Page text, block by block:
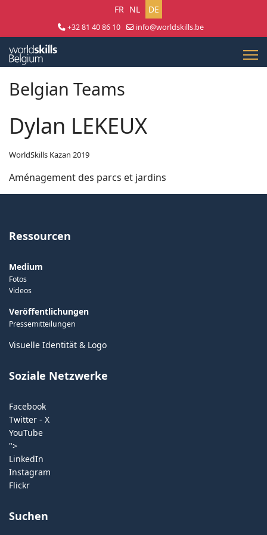
Sprache auswählen
FR NL DE
+32 81 40 86 10
info@worldskills.be
Belgian Teams
Dylan LEKEUX
WorldSkills Kazan 2019
Aménagement des parcs et jardins
Ressourcen
Medium
Fotos
Videos
Veröffentlichungen
Pressemitteilungen
Visuelle Identität & Logo
Soziale Netzwerke
Facebook
Twitter - X
YouTube
">
LinkedIn
Instagram
Flickr
Suchen